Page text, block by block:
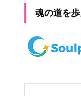
魂の道を